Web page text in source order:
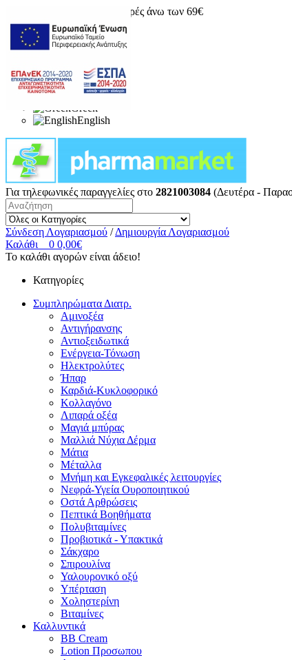
Δωρεάν μεταφορικά για αγορές άνω των 69€
Greek
English
Για τηλεφωνικές παραγγελίες στο 2821003084 (Δευτέρα -
Σύνδεση Λογαριασμού / Δημιουργία Λογαριασμού
Καλάθι
0 0,00€
Το καλάθι αγορών είναι άδειο!
Κατηγορίες
Συμπληρώματα Διατρ.
Αμινοξέα
Αντιγήρανσης
Αντιοξειδωτικά
Ενέργεια-Τόνωση
Ηλεκτρολύτες
Ήπαρ
Καρδιά-Κυκλοφορικό
Κολλαγόνο
Λιπαρά οξέα
Μαγιά μπύρας
Μαλλιά Νύχια Δέρμα
Μάτια
Μέταλλα
Μνήμη και Εγκεφαλικές λειτουργίες
Νεφρά-Υγεία Ουροποιητικού
Οστά Αρθρώσεις
Πεπτικά Βοηθήματα
Πολυβιταμίνες
Προβιοτικά - Υπακτικά
Σάκχαρο
Σπιρουλίνα
Υαλουρονικό οξύ
Υπέρταση
Χοληστερίνη
Βιταμίνες
Καλλυντικά
BB Cream
Lotion Προσωπου